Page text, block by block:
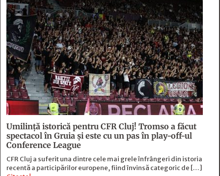
Umilință istorică pentru CFR Cluj! Tromso a făcut
spectacol în Gruia și este cu un pas în play-off-ul
Conference League
CFR Cluj a suferit una dintre cele mai grele înfrângeri din istoria
recentă a participărilor europene, fiind învinsă categoric de […]